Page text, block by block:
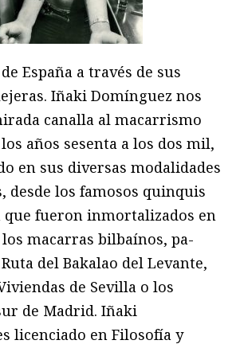
España a través de sus
Iñaki Domínguez nos
canalla al macarrismo
años sesenta a los dos mil,
en sus diversas modalida­des
desde los famosos quinquis
que fueron inmortalizados en
los macarras bilbaínos, pa­
del Bakalao del Levante,
de Sevilla o los
de Madrid. Iñaki
licenciado en Filosofía y